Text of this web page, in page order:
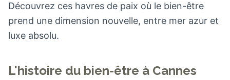
Découvrez ces havres de paix où le bien-être
prend une dimension nouvelle, entre mer azur et
luxe absolu.
L'histoire du bien-être à Cannes